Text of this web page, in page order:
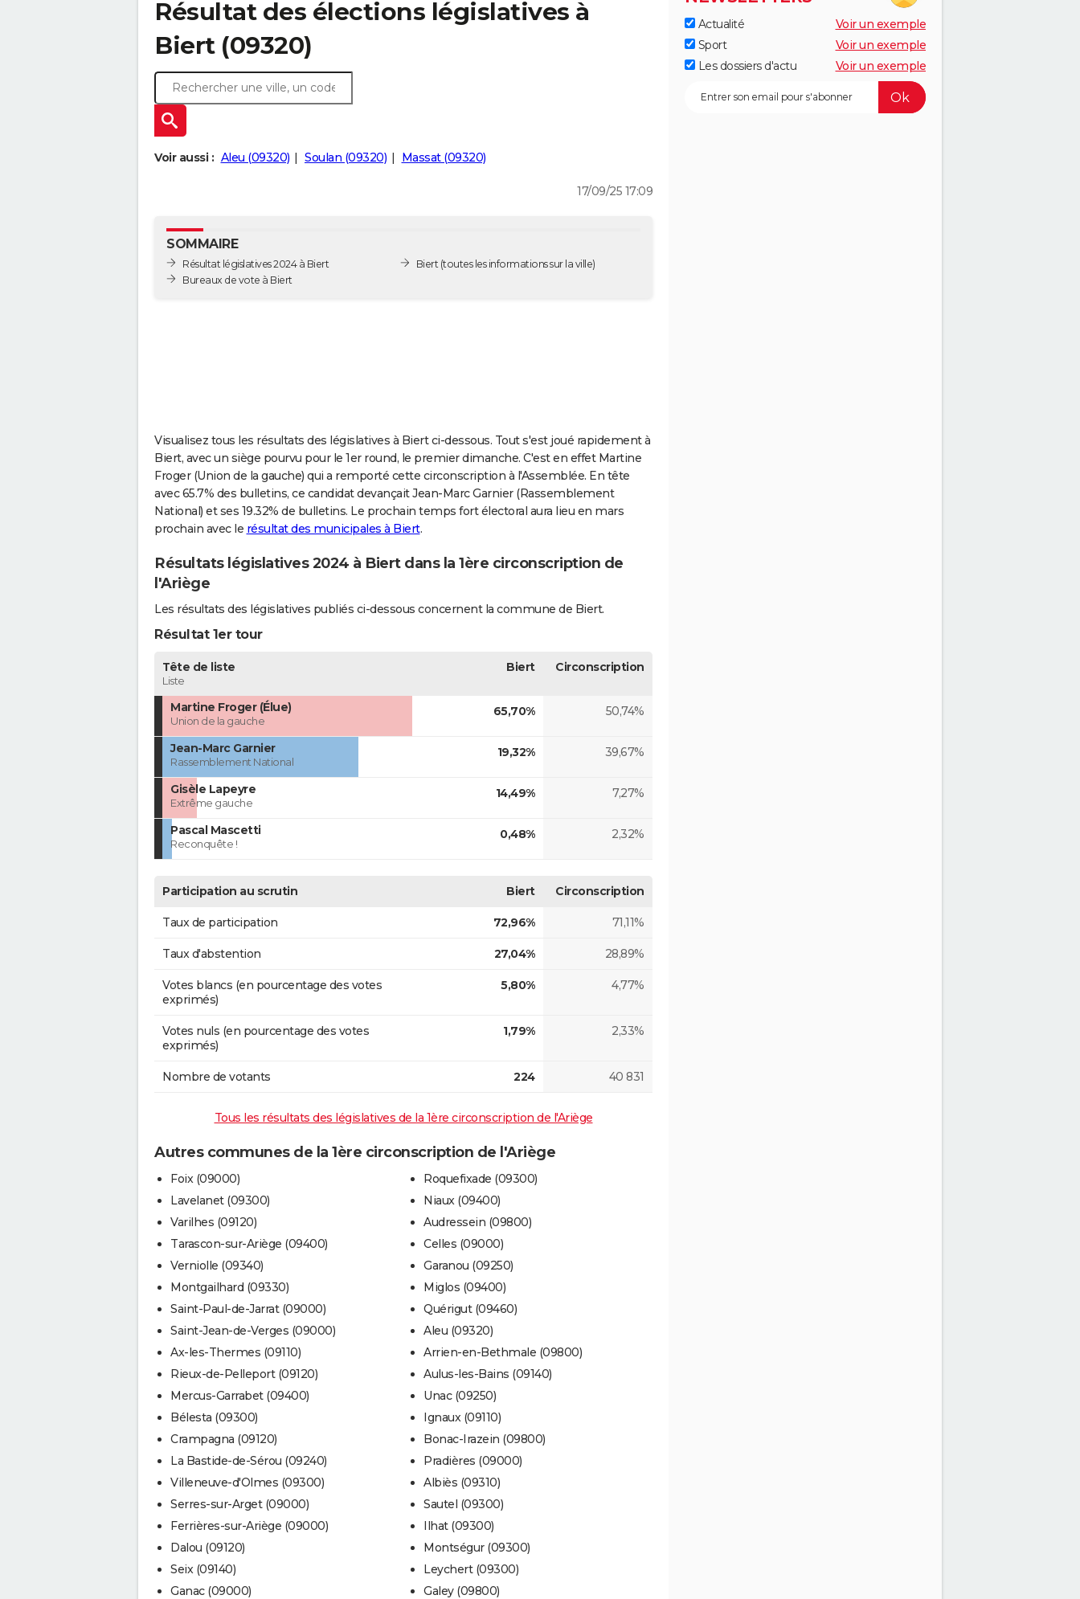
Résultat des élections législatives à
Biert (09320)
Voir aussi : Aleu (09320) Soulan (09320) Massat (09320)
17/09/25 17:09
SOMMAIRE
Résultat législatives 2024 à Biert
Bureaux de vote à Biert
Biert (toutes les informations sur la ville)
Visualisez tous les résultats des législatives à Biert ci-dessous. Tout s'est joué rapidement à
Biert, avec un siège pourvu pour le 1er round, le premier dimanche. C'est en effet Martine
Froger (Union de la gauche) qui a remporté cette circonscription à l'Assemblée. En tête
avec 65.7% des bulletins, ce candidat devançait Jean-Marc Garnier (Rassemblement
National) et ses 19.32% de bulletins. Le prochain temps fort électoral aura lieu en mars
prochain avec le résultat des municipales à Biert.
Résultats législatives 2024 à Biert dans la 1ère circonscription de
l'Ariège
Les résultats des législatives publiés ci-dessous concernent la commune de Biert.
Résultat 1er tour
Tête de liste
Liste
Biert Circonscription
Martine Froger (Élue)
Union de la gauche
65,70% 50,74%
Jean-Marc Garnier
Rassemblement National
19,32% 39,67%
Gisèle Lapeyre
Extrême gauche
14,49% 7,27%
Pascal Mascetti
Reconquête !
0,48% 2,32%
Participation au scrutin Biert Circonscription
Taux de participation 72,96% 71,11%
Taux d'abstention 27,04% 28,89%
Votes blancs (en pourcentage des votes
exprimés)
5,80% 4,77%
Votes nuls (en pourcentage des votes
exprimés)
1,79% 2,33%
Nombre de votants 224 40 831
Tous les résultats des législatives de la 1ère circonscription de l'Ariège
Autres communes de la 1ère circonscription de l'Ariège
Foix (09000)
Lavelanet (09300)
Varilhes (09120)
Tarascon-sur-Ariège (09400)
Verniolle (09340)
Montgailhard (09330)
Saint-Paul-de-Jarrat (09000)
Saint-Jean-de-Verges (09000)
Ax-les-Thermes (09110)
Rieux-de-Pelleport (09120)
Mercus-Garrabet (09400)
Bélesta (09300)
Crampagna (09120)
La Bastide-de-Sérou (09240)
Villeneuve-d'Olmes (09300)
Serres-sur-Arget (09000)
Ferrières-sur-Ariège (09000)
Dalou (09120)
Seix (09140)
Ganac (09000)
Roquefixade (09300)
Niaux (09400)
Audressein (09800)
Celles (09000)
Garanou (09250)
Miglos (09400)
Quérigut (09460)
Aleu (09320)
Arrien-en-Bethmale (09800)
Aulus-les-Bains (09140)
Unac (09250)
Ignaux (09110)
Bonac-Irazein (09800)
Pradières (09000)
Albiès (09310)
Sautel (09300)
Ilhat (09300)
Montségur (09300)
Leychert (09300)
Galey (09800)
Actualité
Voir un exemple
Sport
Voir un exemple
Les dossiers d'actu
Voir un exemple